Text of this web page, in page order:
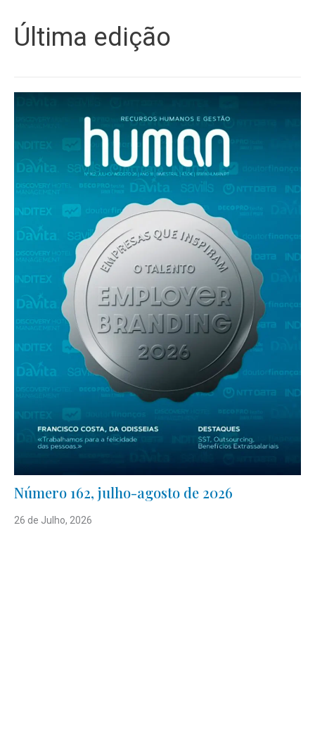
Última edição
Número 162, julho-agosto de 2026
26 de Julho, 2026